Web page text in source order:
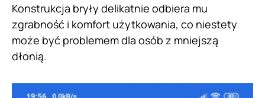
Konstrukcja bryły delikatnie odbiera mu
zgrabność i komfort użytkowania, co niestety
może być problemem dla osób z mniejszą
dłonią.